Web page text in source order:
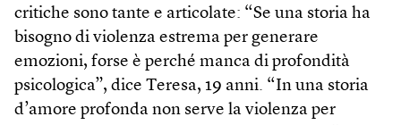
critiche sono tante e articolate: “Se una storia ha
bisogno di violenza estrema per generare
emozioni, forse è perché manca di profondità
psicologica”, dice Teresa, 19 anni. “In una storia
d’amore profonda non serve la violenza per